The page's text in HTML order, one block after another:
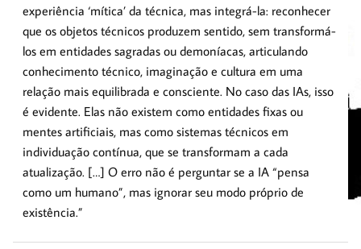
experiência ‘mítica’ da técnica, mas integrá-la: reconhecer
que os objetos técnicos produzem sentido, sem transformá-
los em entidades sagradas ou demoníacas, articulando
conhecimento técnico, imaginação e cultura em uma
relação mais equilibrada e consciente. No caso das IAs, isso
é evidente. Elas não existem como entidades fixas ou
mentes artificiais, mas como sistemas técnicos em
individuação contínua, que se transformam a cada
atualização. […] O erro não é perguntar se a IA “pensa
como um humano”, mas ignorar seu modo próprio de
existência.”